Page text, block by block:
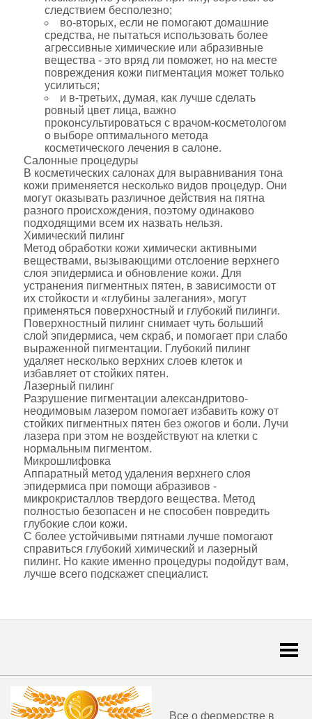
следствием бесполезно;
во-вторых, если не помогают домашние
средства, не пытаться использовать более
агрессивные химические или абразивные
вещества - это вряд ли поможет, но на месте
повреждения кожи пигментация может только
усилиться;
и в-третьих, думая, как лучше сделать
ровный цвет лица, важно
проконсультироваться с врачом-косметологом
о выборе оптимального метода
косметического лечения в салоне.
Салонные процедуры
В косметических салонах для выравнивания тона
кожи применяется несколько видов процедур. Они
могут оказывать различное действия на пятна
разного происхождения, поэтому одинаково
подходящими всем их назвать нельзя.
Химический пилинг
Метод обработки кожи химически активными
веществами, вызывающими отслоение верхнего
слоя эпидермиса и обновление кожи. Для
устранения пигментных пятен, в зависимости от
их стойкости и «глубины залегания», могут
применяться поверхностный и глубокий пилинги.
Поверхностный пилинг снимает чуть больший
слой эпидермиса, чем скраб, и помогает при слабо
выраженной пигментации. Глубокий пилинг
удаляет несколько верхних слоев клеток и
избавляет от стойких пятен.
Лазерный пилинг
Разрушение пигментации александритово-
неодимовым лазером помогает избавить кожу от
стойких пигментных пятен без ожогов и боли. Лучи
лазера при этом не воздействуют на клетки с
нормальным пигментом.
Микрошлифовка
Аппаратный метод удаления верхнего слоя
эпидермиса при помощи абразивов -
микрокристаллов твердого вещества. Метод
полностью безопасен и не способен повредить
глубокие слои кожи.
С более устойчивыми пятнами лучше помогают
справиться глубокий химический и лазерный
пилинг. Но какие именно процедуры подойдут вам,
лучше всего подскажет специалист.
Все о фермерстве в